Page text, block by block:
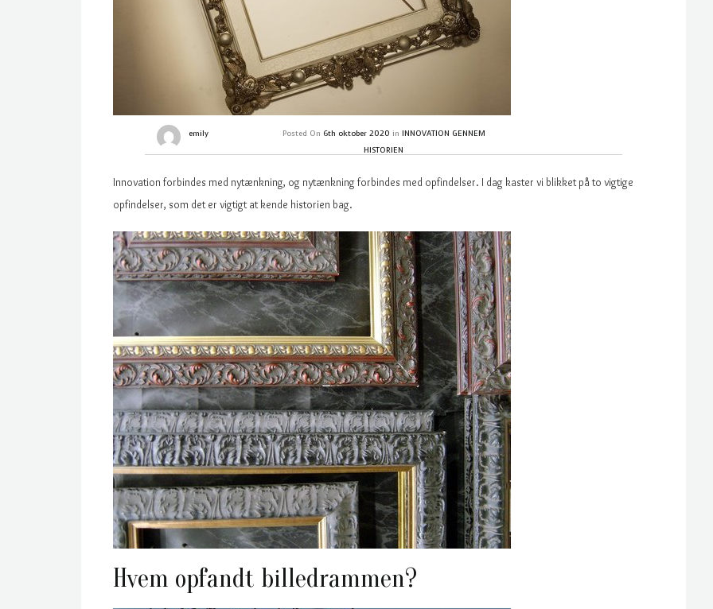
emily Posted On 6th oktober 2020 in INNOVATION GENNEM
HISTORIEN
Innovation forbindes med nytænkning, og nytænkning forbindes med opfindelser. I dag kaster vi blikket på to vigtige
opfindelser, som det er vigtigt at kende historien bag.
Hvem opfandt billedrammen?